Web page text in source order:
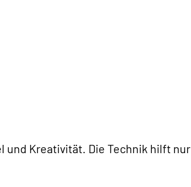
und Kreativität. Die Technik hilft nur